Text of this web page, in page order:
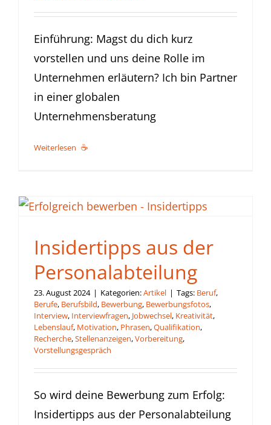
Einführung: Magst du dich kurz
vorstellen und uns deine Rolle im
Unternehmen erläutern? Ich bin Partner
in einer globalen
Unternehmensberatung
Weiterlesen
Insidertipps aus der
Personalabteilung
23. August 2024 | Kategorien:Artikel | Tags: Beruf,
Berufe, Berufsbild, Bewerbung, Bewerbungsfotos,
Interview, Interviewfragen, Jobwechsel, Kreativität,
Lebenslauf, Motivation, Phrasen,Qualifikation,
Recherche,Stellenanzeigen,Vorbereitung,
Vorstellungsgespräch
So wird deine Bewerbung zum Erfolg:
Insidertipps aus der Personalabteilung